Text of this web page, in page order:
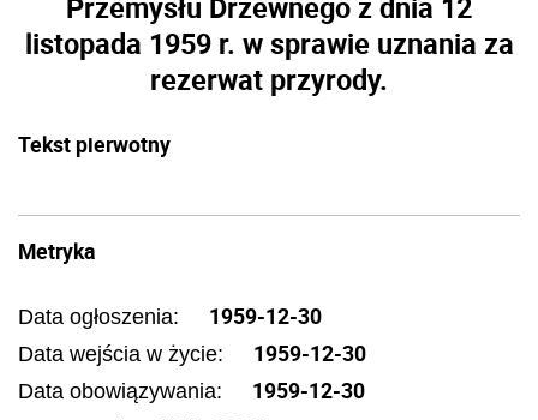
listopada 1959 r. w sprawie uznania za
rezerwat przyrody.
Tekst pierwotny
Metryka
Data ogłoszenia: 1959-12-30
Data wejścia w życie: 1959-12-30
Data obowiązywania: 1959-12-30